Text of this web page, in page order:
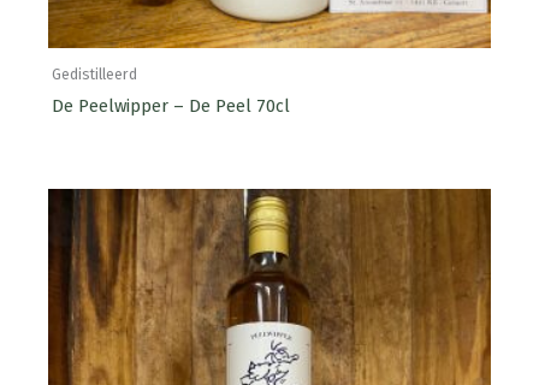
Gedistilleerd
De Peelwipper – De Peel 70cl